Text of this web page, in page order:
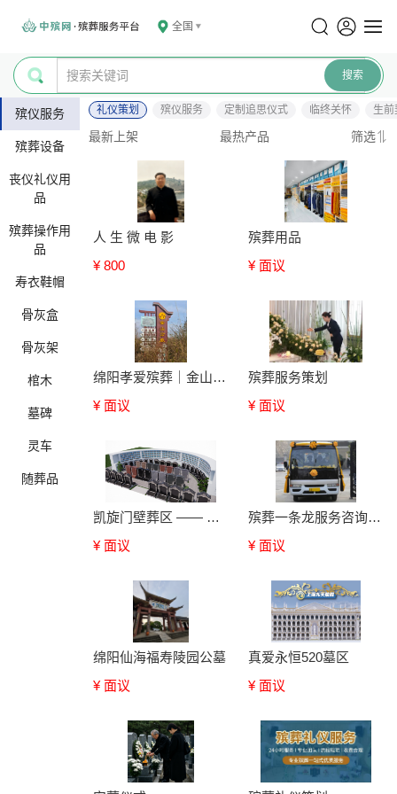
全国
殡仪服务
殡葬设备
丧仪礼仪用
品
殡葬操作用
品
寿衣鞋帽
骨灰盒
骨灰架
棺木
墓碑
灵车
随葬品
礼仪策划 殡仪服务 定制追思仪式 临终关怀 生前
最新上架 最热产品 筛选
人 生 微 电 影
¥ 800
殡葬用品
¥ 面议
绵阳孝爱殡葬｜金山公墓
¥ 面议
殡葬服务策划
¥ 面议
凯旋门壁葬区 —— 致敬永恒，回归自然
¥ 面议
殡葬一条龙服务咨询【永福殡葬】
¥ 面议
绵阳仙海福寿陵园公墓
¥ 面议
真爱永恒520墓区
¥ 面议